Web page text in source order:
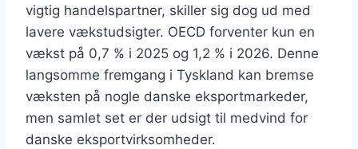
vigtig handelspartner, skiller sig dog ud med
lavere vækstudsigter. OECD forventer kun en
vækst på 0,7 % i 2025 og 1,2 % i 2026. Denne
langsomme fremgang i Tyskland kan bremse
væksten på nogle danske eksportmarkeder,
men samlet set er der udsigt til medvind for
danske eksportvirksomheder.